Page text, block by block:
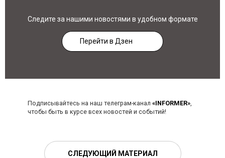
Следите за нашими новостями в удобном формате
Перейти в Дзен
Подписывайтесь на наш телеграм-канал «INFORMER»,
чтобы быть в курсе всех новостей и событий!
СЛЕДУЮЩИЙ МАТЕРИАЛ